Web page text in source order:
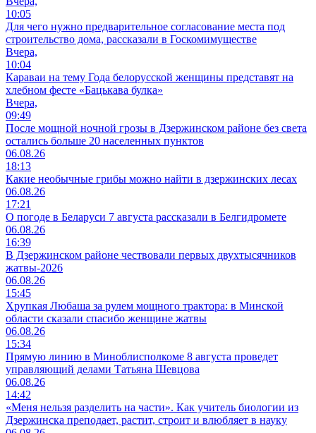
10:05
Для чего нужно предварительное согласование места под
строительство дома, рассказали в Госкомимуществе
Вчера,
10:04
Караваи на тему Года белорусской женщины представят на
хлебном фесте «Бацькава булка»
Вчера,
09:49
После мощной ночной грозы в Дзержинском районе без света
остались больше 20 населенных пунктов
06.08.26
18:13
Какие необычные грибы можно найти в дзержинских лесах
06.08.26
17:21
О погоде в Беларуси 7 августа рассказали в Белгидромете
06.08.26
16:39
В Дзержинском районе чествовали первых двухтысячников
жатвы-2026
06.08.26
15:45
Хрупкая Любаша за рулем мощного трактора: в Минской
области сказали спасибо женщине жатвы
06.08.26
15:34
Прямую линию в Миноблисполкоме 8 августа проведет
управляющий делами Татьяна Шевцова
06.08.26
14:42
«Меня нельзя разделить на части». Как учитель биологии из
Дзержинска преподает, растит, строит и влюбляет в науку